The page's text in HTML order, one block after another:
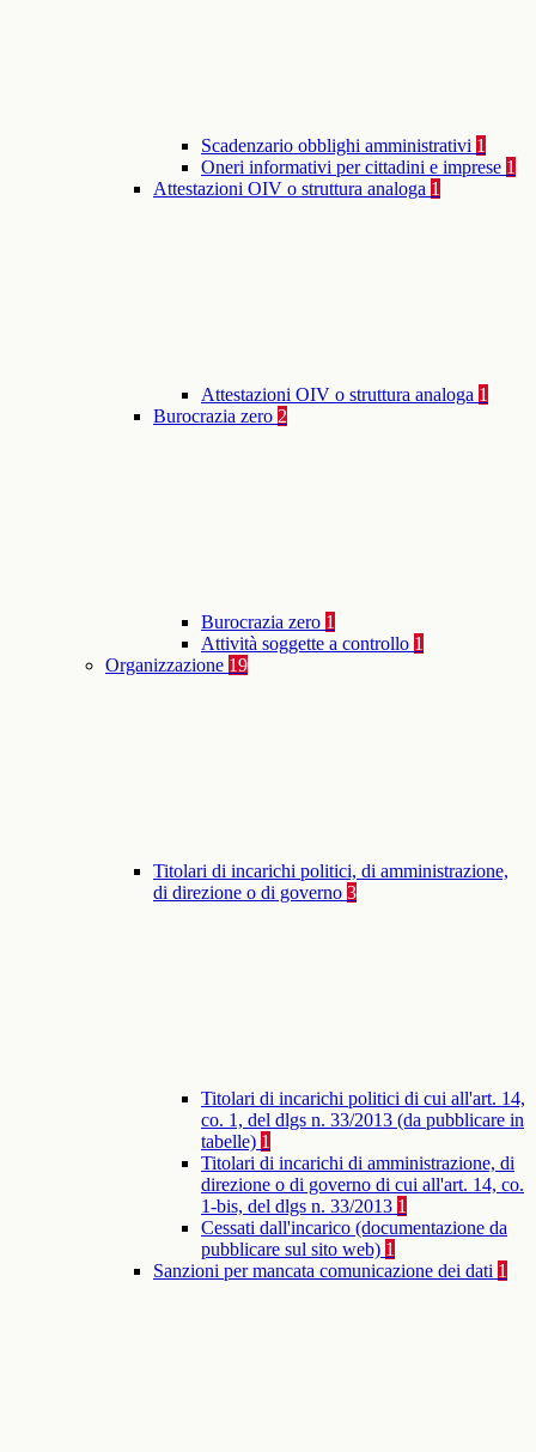
Scadenzario obblighi amministrativi 1
Oneri informativi per cittadini e imprese 1
Attestazioni OIV o struttura analoga 1
Attestazioni OIV o struttura analoga 1
Burocrazia zero 2
Burocrazia zero 1
Attività soggette a controllo 1
Organizzazione 19
Titolari di incarichi politici, di amministrazione,
di direzione o di governo 3
Titolari di incarichi politici di cui all'art. 14,
co. 1, del dlgs n. 33/2013 (da pubblicare in
tabelle) 1
Titolari di incarichi di amministrazione, di
direzione o di governo di cui all'art. 14, co.
1-bis, del dlgs n. 33/2013 1
Cessati dall'incarico (documentazione da
pubblicare sul sito web) 1
Sanzioni per mancata comunicazione dei dati 1